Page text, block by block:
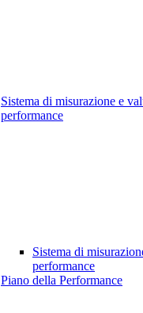
Sistema di misurazione e
performance
Sistema di
performance
Piano della Performance